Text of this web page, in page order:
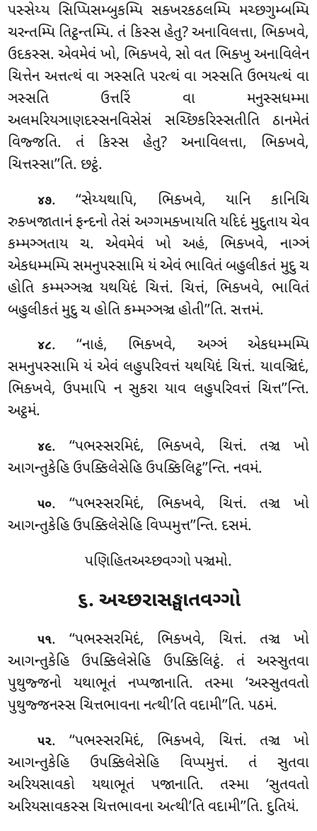
પસ્સેય્ય સિપ્પિસમ્બુકમ્પિ સક્ખરકઠલમ્પિ મચ્છગુમ્બમ્પિ
ચરન્તમ્પિ તિટ્ઠન્તમ્પિ. તં કિસ્સ હેતુ? અનાવિલત્તા, ભિક્ખવે,
ઉદકસ્સ. એવમેવં ખો, ભિક્ખવે, સો વત ભિક્ખુ અનાવિલેન
ચિત્તેન અત્તત્થં વા ઞસ્સતિ પરત્થં વા ઞસ્સતિ ઉભયત્થં વા
ઞસ્સતિ ઉત્તરિં વા મનુસ્સધમ્મા
અલમરિયઞાણદસ્સનવિસેસં સચ્છિકરિસ્સતીતિ ઠાનમેતં
વિજ્જતિ. તં કિસ્સ હેતુ? અનાવિલત્તા, ભિક્ખવે,
ચિત્તસ્સા’’તિ. છટ્ઠં.
૪૭. ‘‘સેય્યથાપિ, ભિક્ખવે, યાનિ કાનિચિ
રુક્ખજાતાનં ફન્દનો તેસં અગ્ગમક્ખાયતિ યદિદં મુદુતાય ચેવ
કમ્મઞ્ઞતાય ચ. એવમેવં ખો અહં, ભિક્ખવે, નાઞ્ઞં
એકધમ્મમ્પિ સમનુપસ્સામિ યં એવં ભાવિતં બહુલીકતં મુદુ ચ
હોતિ કમ્મઞ્ઞઞ્ચ યથયિદં ચિત્તં. ચિત્તં, ભિક્ખવે, ભાવિતં
બહુલીકતં મુદુ ચ હોતિ કમ્મઞ્ઞઞ્ચ હોતી’’તિ. સત્તમં.
૪૮. ‘‘નાહં, ભિક્ખવે, અઞ્ઞં એકધમ્મમ્પિ
સમનુપસ્સામિ યં એવં લહુપરિવત્તં યથયિદં ચિત્તં. યાવઞ્ચિદં,
ભિક્ખવે, ઉપમાપિ ન સુકરા યાવ લહુપરિવત્તં ચિત્ત’’ન્તિ.
અટ્ઠમં.
૪૯. ‘‘પભસ્સરમિદં, ભિક્ખવે, ચિત્તં. તઞ્ચ ખો
આગન્તુકેહિ ઉપક્કિલેસેહિ ઉપક્કિલિટ્ઠ’’ન્તિ. નવમં.
૫૦. ‘‘પભસ્સરમિદં, ભિક્ખવે, ચિત્તં. તઞ્ચ ખો
આગન્તુકેહિ ઉપક્કિલેસેહિ વિપ્પમુત્ત’’ન્તિ. દસમં.
પણિહિતઅચ્છવગ્ગો પઞ્ચમો.
૬. અચ્છરાસઙ્ઘાતવગ્ગો
૫૧. ‘‘પભસ્સરમિદં, ભિક્ખવે, ચિત્તં. તઞ્ચ ખો
આગન્તુકેહિ ઉપક્કિલેસેહિ ઉપક્કિલિટ્ઠં. તં અસ્સુતવા
પુથુજ્જનો યથાભૂતં નપ્પજાનાતિ. તસ્મા ‘અસ્સુતવતો
પુથુજ્જનસ્સ ચિત્તભાવના નત્થી’તિ વદામી’’તિ. પઠમં.
૫૨. ‘‘પભસ્સરમિદં, ભિક્ખવે, ચિત્તં. તઞ્ચ ખો
આગન્તુકેહિ ઉપક્કિલેસેહિ વિપ્પમુત્તં. તં સુતવા
અરિયસાવકો યથાભૂતં પજાનાતિ. તસ્મા ‘સુતવતો
અરિયસાવકસ્સ ચિત્તભાવના અત્થી’તિ વદામી’’તિ. દુતિયં.